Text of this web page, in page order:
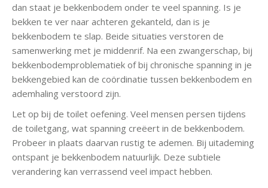
dan staat je bekkenbodem onder te veel spanning. Is je
bekken te ver naar achteren gekanteld, dan is je
bekkenbodem te slap. Beide situaties verstoren de
samenwerking met je middenrif. Na een zwangerschap, bij
bekkenbodemproblematiek of bij chronische spanning in je
bekkengebied kan de coördinatie tussen bekkenbodem en
ademhaling verstoord zijn.
Let op bij de toilet oefening. Veel mensen persen tijdens
de toiletgang, wat spanning creëert in de bekkenbodem.
Probeer in plaats daarvan rustig te ademen. Bij uitademing
ontspant je bekkenbodem natuurlijk. Deze subtiele
verandering kan verrassend veel impact hebben.